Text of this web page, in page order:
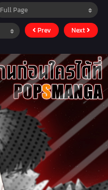
Prev Next